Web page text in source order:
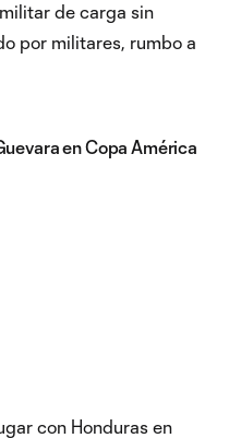
de carga sin
por militares, rumbo a
en Copa América
con Honduras en